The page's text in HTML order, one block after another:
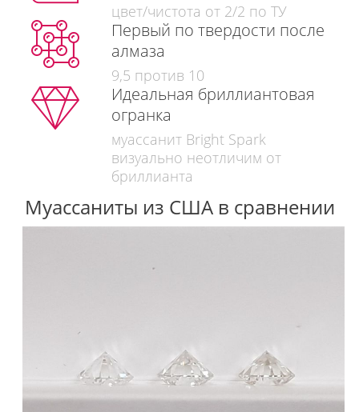
цвет/чистота от 2/2 по ТУ
Первый по твердости после
алмаза
9,5 против 10
Идеальная бриллиантовая
огранка
муассанит Bright Spark
визуально неотличим от
бриллианта
Муассаниты из США в сравнении